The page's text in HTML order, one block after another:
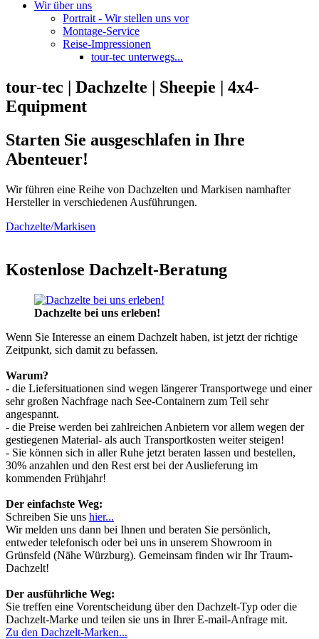
Wir über uns
Portrait - Wir stellen uns vor
Montage-Service
Reise-Impressionen
tour-tec unterwegs...
tour-tec | Dachzelte | Sheepie | 4x4-
Equipment
Starten Sie ausgeschlafen in Ihre
Abenteuer!
Wir führen eine Reihe von Dachzelten und Markisen namhafter
Hersteller in verschiedenen Ausführungen.
Dachzelte/Markisen
Kostenlose Dachzelt-Beratung
Dachzelte bei uns erleben!
Wenn Sie Interesse an einem Dachzelt haben, ist jetzt der richtige
Zeitpunkt, sich damit zu befassen.
Warum?
- die Liefersituationen sind wegen längerer Transportwege und einer
sehr großen Nachfrage nach See-Containern zum Teil sehr
angespannt.
- die Preise werden bei zahlreichen Anbietern vor allem wegen der
gestiegenen Material- als auch Transportkosten weiter steigen!
- Sie können sich in aller Ruhe jetzt beraten lassen und bestellen,
30% anzahlen und den Rest erst bei der Auslieferung im
kommenden Frühjahr!
Der einfachste Weg:
Schreiben Sie uns hier...
Wir melden uns dann bei Ihnen und beraten Sie persönlich,
entweder telefonisch oder bei uns in unserem Showroom in
Grünsfeld (Nähe Würzburg). Gemeinsam finden wir Ihr Traum-
Dachzelt!
Der ausführliche Weg:
Sie treffen eine Vorentscheidung über den Dachzelt-Typ oder die
Dachzelt-Marke und teilen sie uns in Ihrer E-mail-Anfrage mit.
Zu den Dachzelt-Marken...